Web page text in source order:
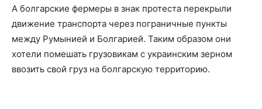
А болгарские фермеры в знак протеста перекрыли
движение транспорта через пограничные пункты
между Румынией и Болгарией. Таким образом они
хотели помешать грузовикам с украинским зерном
ввозить свой груз на болгарскую территорию.